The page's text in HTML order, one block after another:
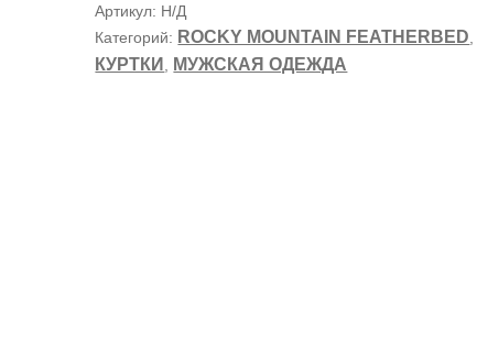
Featherbed
DOWN
VEST
Артикул: Н/Д
Категорий: ROCKY MOUNTAIN FEATHERBED
КУРТКИ МУЖСКАЯ ОДЕЖДА